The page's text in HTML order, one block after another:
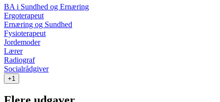
BA i Sundhed og Ernæring
Ergoterapeut
Ernæring og Sundhed
Fysioterapeut
Jordemoder
Lærer
Radiograf
Socialrådgiver
+1